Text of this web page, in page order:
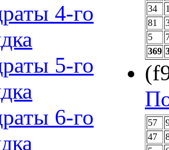
4-го
5-го
6-го
34
81
5
369
57
47